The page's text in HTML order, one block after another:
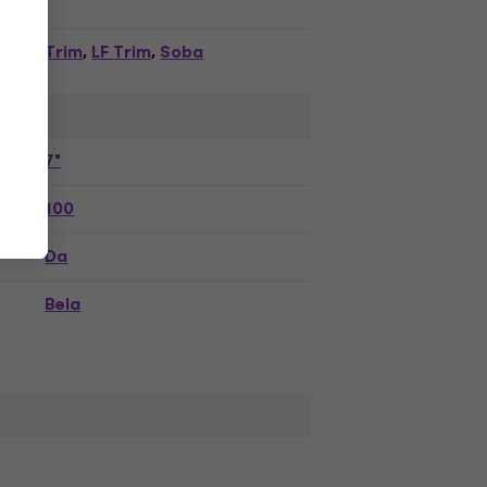
Trim,LF Trim,Soba
7"
100
Da
Bela